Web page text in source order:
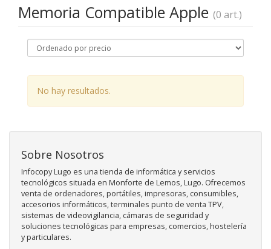
Memoria Compatible Apple (0 art.)
No hay resultados.
Sobre Nosotros
Infocopy Lugo es una tienda de informática y servicios
tecnológicos situada en Monforte de Lemos, Lugo. Ofrecemos
venta de ordenadores, portátiles, impresoras, consumibles,
accesorios informáticos, terminales punto de venta TPV,
sistemas de videovigilancia, cámaras de seguridad y
soluciones tecnológicas para empresas, comercios, hostelería
y particulares.